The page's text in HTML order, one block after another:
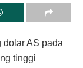
dolar AS pada
tinggi